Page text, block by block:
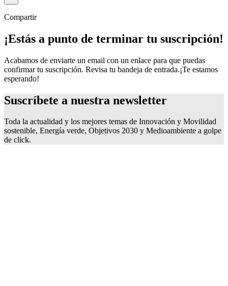
Compartir
¡Estás a punto de terminar tu suscripción!
Acabamos de enviarte un email con un enlace para que puedas
confirmar tu suscripción. Revisa tu bandeja de entrada.¡Te estamos
esperando!
Suscríbete a nuestra newsletter
Toda la actualidad y los mejores temas de Innovación y Movilidad
sostenible, Energía verde, Objetivos 2030 y Medioambiente a golpe
de click.